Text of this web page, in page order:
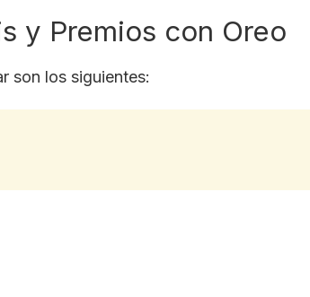
y Premios con Oreo
son los siguientes: